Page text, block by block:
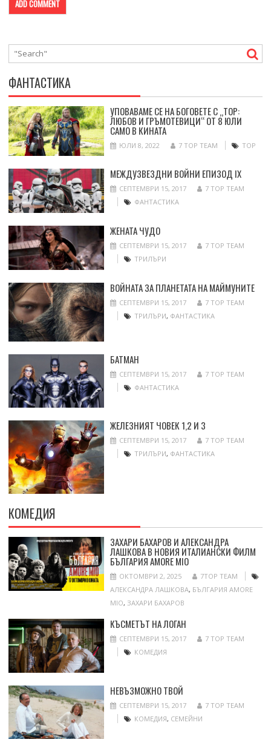
ФАНТАСТИКА
УПОВАВАМЕ СЕ НА БОГОВЕТЕ С „ТОР:
ЛЮБОВ И ГРЪМОТЕВИЦИ“ ОТ 8 ЮЛИ
САМО В КИНАТА
ЮЛИ 8, 2022 7 TOP TEAM ТОР
МЕЖДУЗВЕЗДНИ ВОЙНИ ЕПИЗОД IX
СЕПТЕМВРИ 15, 2017
7 TOP TEAM
ФАНТАСТИКА
ЖЕНАТА ЧУДО
СЕПТЕМВРИ 15, 2017
7 TOP TEAM
ТРИЛЪРИ
ВОЙНАТА ЗА ПЛАНЕТАТА НА МАЙМУНИТЕ
СЕПТЕМВРИ 15, 2017
7 TOP TEAM
ТРИЛЪРИ, ФАНТАСТИКА
БАТМАН
СЕПТЕМВРИ 15, 2017
7 TOP TEAM
ФАНТАСТИКА
ЖЕЛЕЗНИЯТ ЧОВЕК 1,2 И 3
СЕПТЕМВРИ 15, 2017
7 TOP TEAM
ТРИЛЪРИ, ФАНТАСТИКА
КОМЕДИЯ
ЗАХАРИ БАХАРОВ И АЛЕКСАНДРА
ЛАШКОВА В НОВИЯ ИТАЛИАНСКИ ФИЛМ
БЪЛГАРИЯ AMORE MIO
ОКТОМВРИ 2, 2025
7TOP TEAM
АЛЕКСАНДРА ЛАШКОВА, БЪЛГАРИЯ AMORE
MIO, ЗАХАРИ БАХАРОВ
КЪСМЕТЪТ НА ЛОГАН
СЕПТЕМВРИ 15, 2017
7 TOP TEAM
КОМЕДИЯ
НЕВЪЗМОЖНО ТВОЙ
СЕПТЕМВРИ 15, 2017
7 TOP TEAM
КОМЕДИЯ, СЕМЕЙНИ